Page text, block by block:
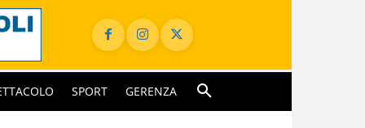
SPORT GERENZA